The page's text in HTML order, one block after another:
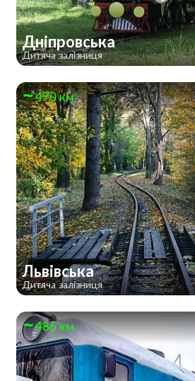
Дніпровська
Дитяча залізниця
470 км
Львівська
Дитяча залізниця
486 км